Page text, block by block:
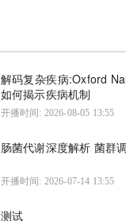
解码复杂疾病:Oxford
如何揭示疾病机制
开播时间: 2026-08-05 13:55
肠菌代谢深度解析 菌群
开播时间: 2026-07-14 13:55
测试